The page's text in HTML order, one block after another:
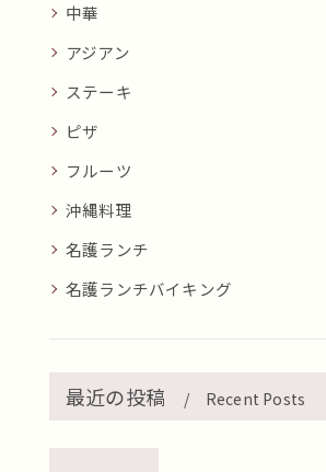
中華
アジアン
ステーキ
ピザ
フルーツ
沖縄料理
名護ランチ
名護ランチバイキング
最近の投稿 Recent Posts